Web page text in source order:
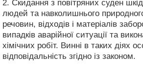
2. Скидання з повітряних суден
людей та навколишнього
речовин, відходів і матеріалів
випадків аварійної ситуації та
хімічних робіт. Винні в таких діях
відповідальність згідно із законом.